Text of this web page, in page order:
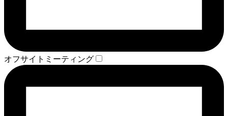
オフサイトミーティング